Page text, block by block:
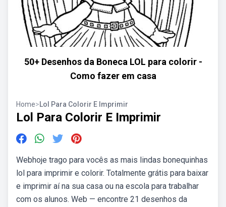
50+ Desenhos da Boneca LOL para colorir -
Como fazer em casa
Home>Lol Para Colorir E Imprimir
Lol Para Colorir E Imprimir
Webhoje trago para vocês as mais lindas bonequinhas
lol para imprimir e colorir. Totalmente grátis para baixar
e imprimir aí na sua casa ou na escola para trabalhar
com os alunos. Web — encontre 21 desenhos da